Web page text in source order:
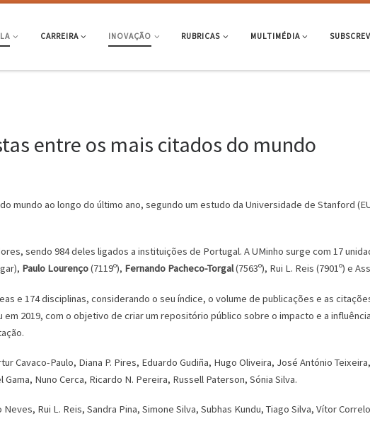
CARREIRA INOVAÇÃO RUBRICAS MULTIMÉDIA
entre os mais citados do mundo
mundo ao longo do último ano, segundo um estudo da Universidade de Stanford
sendo 984 deles ligados a instituições de Portugal. A UMinho surge com 17
Paulo Lourenço(7119º), Fernando Pacheco-Torgal(7563º), Rui L. Reis (7901º) e
e 174 disciplinas, considerando o seu índice, o volume de publicações e as
2019, com o objetivo de criar um repositório público sobre o impacto e a
Cavaco-Paulo, Diana P. Pires, Eduardo Gudiña, Hugo Oliveira, José António
Nuno Cerca, Ricardo N. Pereira, Russell Paterson, Sónia Silva.
Rui L. Reis, Sandra Pina, Simone Silva, Subhas Kundu, Tiago Silva, Vítor